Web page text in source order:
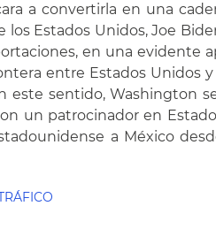
a convertirla en una
Estados Unidos, Joe
en una evidente
entre Estados Unidos
sentido, Washington
un patrocinador en
a México